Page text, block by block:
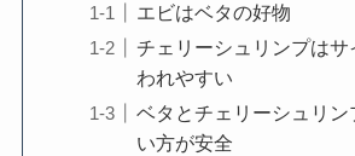
エビはベタの好物
チェリーシュリンプはサ
われやすい
ベタとチェリーシュリン
い方が安全